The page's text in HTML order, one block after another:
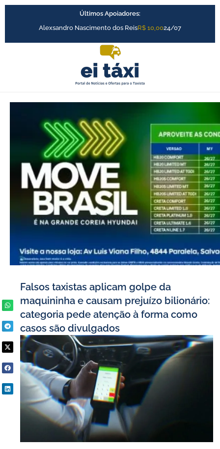
Últimos Apoiadores:
Alexsandro Nascimento dos ReisR$ 10,0024/07
Falsos taxistas aplicam golpe da
maquininha e causam prejuízo bilionário:
categoria pede atenção à forma como
casos são divulgados